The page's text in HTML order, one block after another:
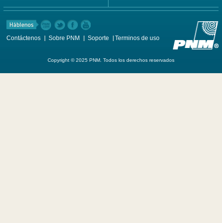
Contáctenos Sobre PNM Soporte Terminos de uso
Copyright © 2025 PNM. Todos los derechos reservados